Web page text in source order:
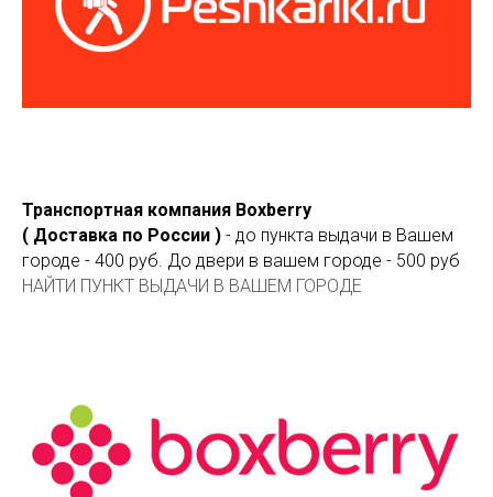
Транспортная компания Boxberry
( Доставка по России ) - до пункта выдачи в Вашем
городе - 400 руб. До двери в вашем городе - 500 руб
НАЙТИ ПУНКТ ВЫДАЧИ В ВАШЕМ ГОРОДЕ